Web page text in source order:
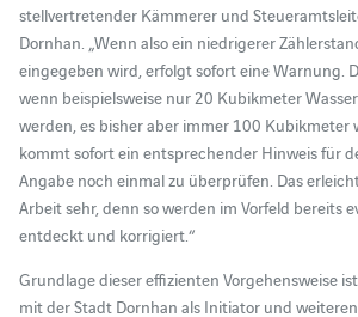
stellvertretender Kämmerer und
Dornhan. „Wenn also ein niedrigerer
eingegeben wird, erfolgt sofort eine Warnung.
wenn beispielsweise nur 20 Kubikmeter
werden, es bisher aber immer 100 Kubikmeter
kommt sofort ein entsprechender Hinweis für
Angabe noch einmal zu überprüfen. Das
Arbeit sehr, denn so werden im Vorfeld bereits
entdeckt und korrigiert.“
Grundlage dieser effizienten Vorgehensweise
mit der Stadt Dornhan als Initiator und